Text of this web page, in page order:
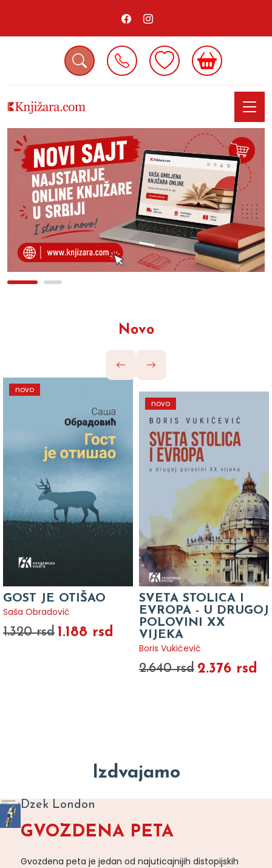
Novo
novo
GOST JE OTIŠAO
Saša Obradović
1.320 rsd 1.188 rsd
novo
SVETA STOLICA I
EVROPA - U DRUGOJ
POLOVINI XX
VIJEKA
Boris Vukićević
2.640 rsd 2.376 rsd
Izdvajamo
Dzek London
GVOZDENA PETA
Gvozdena peta je jedan od najuticajnijih distopijskih